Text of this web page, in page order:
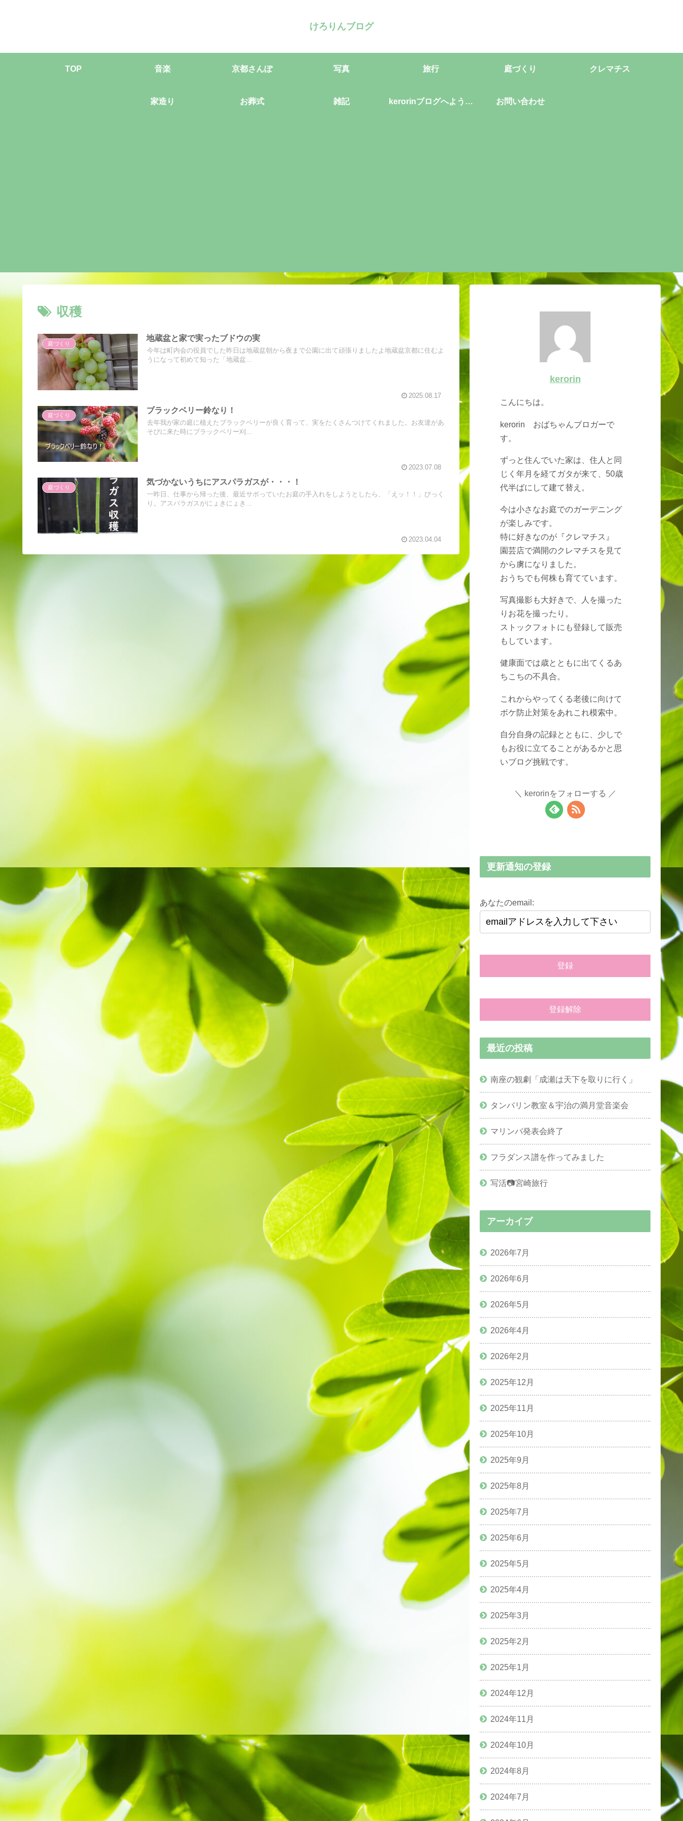
けろりんブログ
TOP 音楽 京都さんぽ 写真 旅行 庭づくり クレマチス
家造り お葬式 雑記 kerorinブログへようこ お問い合わせ
収穫
庭づくり
地蔵盆と家で実ったブドウの実
今年は町内会の役員でした昨日は地蔵盆朝から夜まで公園に出て頑張りましたよ地蔵盆京都に住むよ
うになって初めて知った「地蔵盆...
2025.08.17
庭づくり
ブラックベリー鈴なり！
去年我が家の庭に植えたブラックベリーが良く育って、実をたくさんつけてくれました。お友達があ
そびに来た時にブラックベリー刈...
2023.07.08
庭づくり
気づかないうちにアスパラガスが・・・！
一昨日、仕事から帰った後、最近サボっていたお庭の手入れをしようとしたら、「えッ！！」びっく
り。アスパラガスがにょきにょき...
2023.04.04
kerorin
こんにちは。
kerorin おばちゃんブロガーで
す。
ずっと住んでいた家は、住人と同
じく年月を経てガタが来て、50歳
代半ばにして建て替え。
今は小さなお庭でのガーデニング
が楽しみです。
特に好きなのが『クレマチス』
園芸店で満開のクレマチスを見て
から虜になりました。
おうちでも何株も育てています。
写真撮影も大好きで、人を撮った
りお花を撮ったり。
ストックフォトにも登録して販売
もしています。
健康面では歳とともに出てくるあ
ちこちの不具合。
これからやってくる老後に向けて
ボケ防止対策をあれこれ模索中。
自分自身の記録とともに、少しで
もお役に立てることがあるかと思
いブログ挑戦です。
kerorinをフォローする
更新通知の登録
あなたのemail:
最近の投稿
南座の観劇「成瀬は天下を取りに行く」
タンバリン教室＆宇治の満月堂音楽会
マリンバ発表会終了
フラダンス譜を作ってみました
写活📷宮崎旅行
アーカイブ
2026年7月
2026年6月
2026年5月
2026年4月
2026年2月
2025年12月
2025年11月
2025年10月
2025年9月
2025年8月
2025年7月
2025年6月
2025年5月
2025年4月
2025年3月
2025年2月
2025年1月
2024年12月
2024年11月
2024年10月
2024年8月
2024年7月